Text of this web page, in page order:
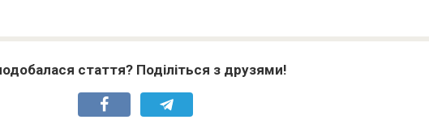
стаття? Поділіться з друзями!